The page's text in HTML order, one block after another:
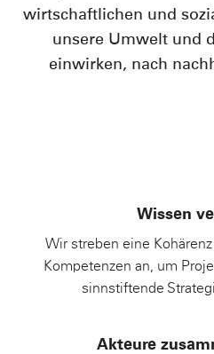
wirtschaftlichen und
unsere Umwelt und
einwirken, nach
Wissen
Wir streben eine
Kompetenzen an, um
sinnstiftende
Akteure